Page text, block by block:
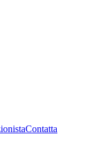
Contatta